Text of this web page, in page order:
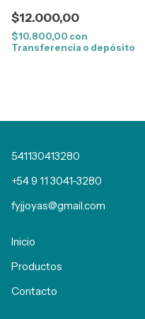
$12.000,00
$10.800,00 con
Transferencia o depósito
541130413280
+54 9 11 3041-3280
fyjjoyas@gmail.com
Inicio
Productos
Contacto